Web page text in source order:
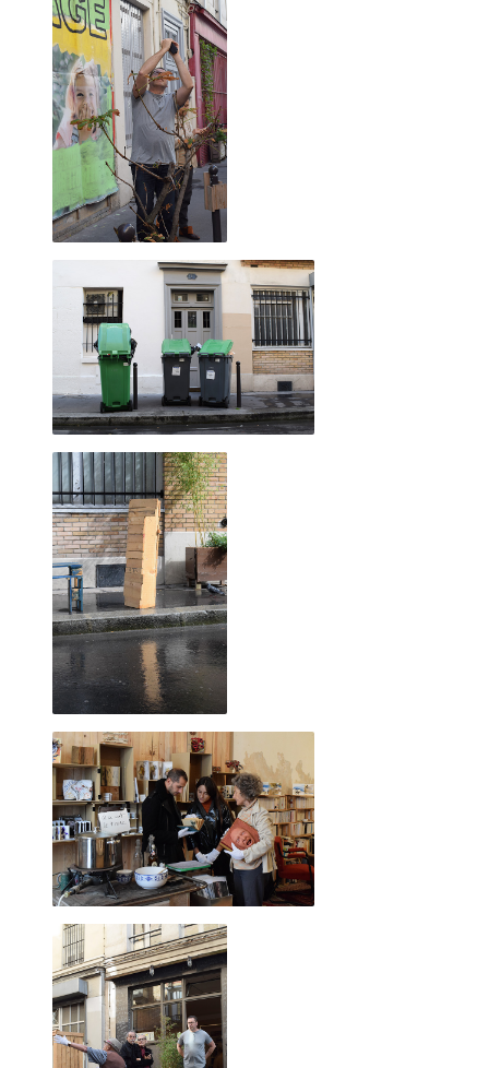
La palissade
C'est à l'occasion d'un voyage à vélo que
Alexandre Leroux, un ami. Nous avons
photos, de vidéos et d'objets.
SACHA et ALEX pour "Pédale Pédale"